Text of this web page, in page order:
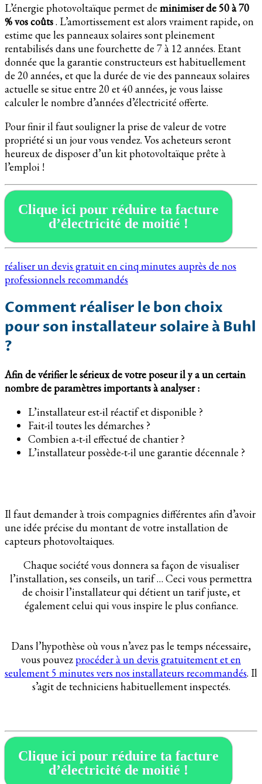
L’énergie photovoltaïque permet de minimiser de 50 à 70
% vos coûts. L’amortissement est alors vraiment rapide, on
estime que les panneaux solaires sont pleinement
rentabilisés dans une fourchette de 7 à 12 années. Etant
donnée que la garantie constructeurs est habituellement
de 20 années, et que la durée de vie des panneaux solaires
actuelle se situe entre 20 et 40 années, je vous laisse
calculer le nombre d’années d’électricité offerte.
Pour finir il faut souligner la prise de valeur de votre
propriété si un jour vous vendez. Vos acheteurs seront
heureux de disposer d’un kit photovoltaïque prête à
l’emploi !
Clique ici pour réduire ta facture
d’électricité de moitié !
réaliser un devis gratuit en cinq minutes auprès de nos
professionnels recommandés
Comment réaliser le bon choix
pour son installateur solaire à Buhl
?
Afin de vérifier le sérieux de votre poseur il y a un certain
nombre de paramètres importants à analyser :
L’installateur est-il réactif et disponible ?
Fait-il toutes les démarches ?
Combien a-t-il effectué de chantier ?
L’installateur possède-t-il une garantie décennale ?
Il faut demander à trois compagnies différentes afin d’avoir
une idée précise du montant de votre installation de
capteurs photovoltaiques.
Chaque société vous donnera sa façon de visualiser
l’installation, ses conseils, un tarif … Ceci vous permettra
de choisir l’installateur qui détient un tarif juste, et
également celui qui vous inspire le plus confiance.
Dans l’hypothèse où vous n’avez pas le temps nécessaire,
vous pouvezprocéder à un devis gratuitement et en
seulement 5 minutes vers nos installateurs recommandés. Il
s’agit de techniciens habituellement inspectés.
Clique ici pour réduire ta facture
d’électricité de moitié !